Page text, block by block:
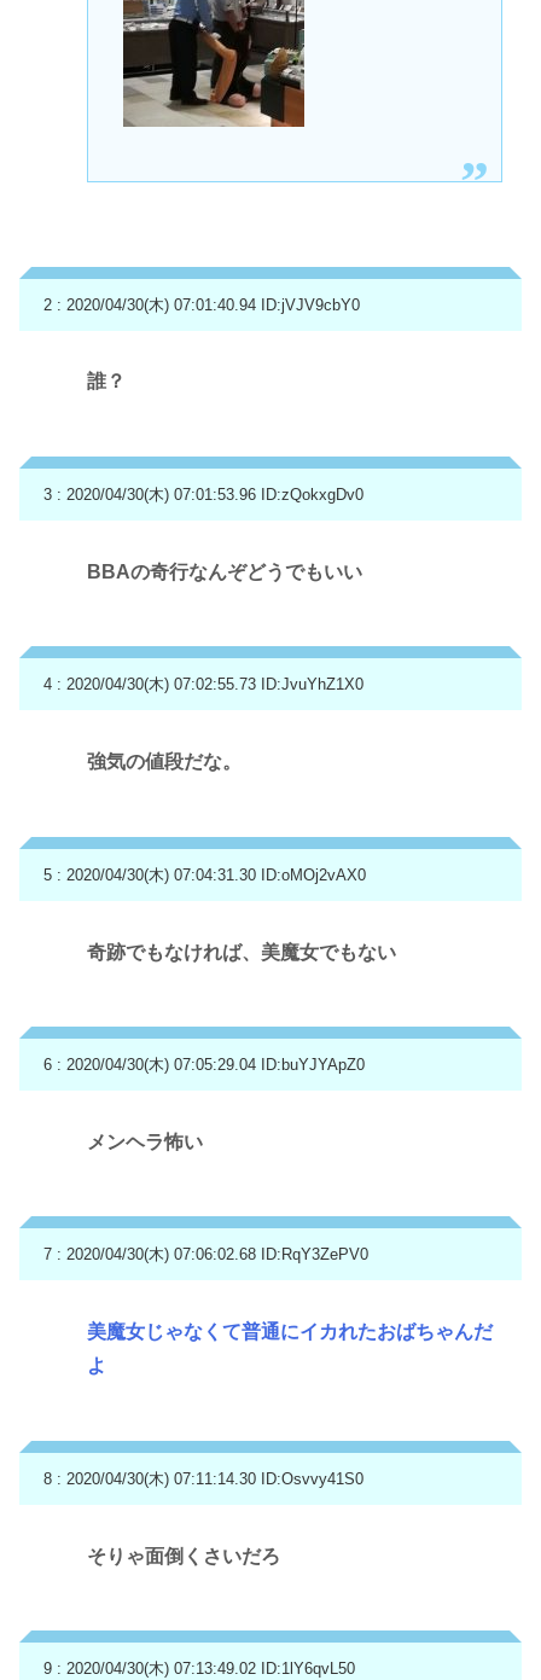
2 : 2020/04/30(木) 07:01:40.94 ID:jVJV9cbY0
誰？
3 : 2020/04/30(木) 07:01:53.96 ID:zQokxgDv0
BBAの奇行なんぞどうでもいい
4 : 2020/04/30(木) 07:02:55.73 ID:JvuYhZ1X0
強気の値段だな。
5 : 2020/04/30(木) 07:04:31.30 ID:oMOj2vAX0
奇跡でもなければ、美魔女でもない
6 : 2020/04/30(木) 07:05:29.04 ID:buYJYApZ0
メンヘラ怖い
7 : 2020/04/30(木) 07:06:02.68 ID:RqY3ZePV0
美魔女じゃなくて普通にイカれたおばちゃんだ
よ
8 : 2020/04/30(木) 07:11:14.30 ID:Osvvy41S0
そりゃ面倒くさいだろ
9 : 2020/04/30(木) 07:13:49.02 ID:1lY6qvL50